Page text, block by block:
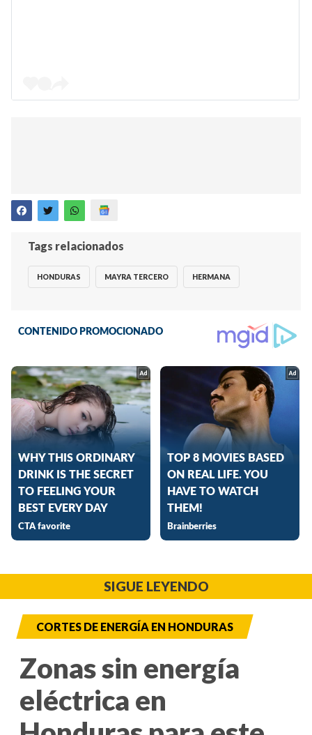
Tags relacionados
HONDURAS MAYRA TERCERO HERMANA
SIGUE LEYENDO
CORTES DE ENERGÍA EN HONDURAS
Zonas sin energía
eléctrica en